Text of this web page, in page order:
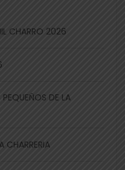
CHARRO 2026
DE LA
CHARRERIA